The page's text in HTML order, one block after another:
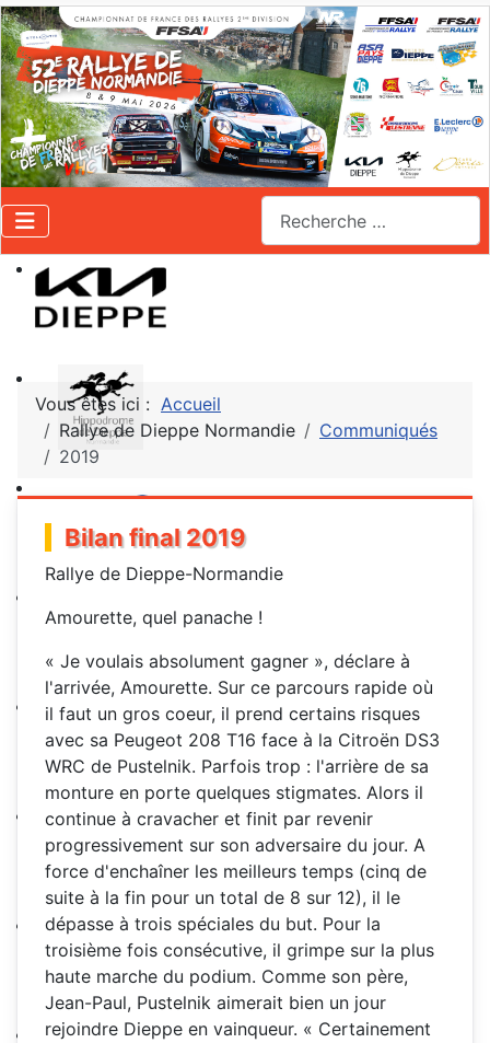
Vous êtes ici : Accueil
Rallye de Dieppe Normandie
Communiqués
2019
Bilan final 2019
Rallye de Dieppe-Normandie
Amourette, quel panache !
« Je voulais absolument gagner », déclare à
l'arrivée, Amourette. Sur ce parcours rapide où
il faut un gros coeur, il prend certains risques
avec sa Peugeot 208 T16 face à la Citroën DS3
WRC de Pustelnik. Parfois trop : l'arrière de sa
monture en porte quelques stigmates. Alors il
continue à cravacher et finit par revenir
progressivement sur son adversaire du jour. A
force d'enchaîner les meilleurs temps (cinq de
suite à la fin pour un total de 8 sur 12), il le
dépasse à trois spéciales du but. Pour la
troisième fois consécutive, il grimpe sur la plus
haute marche du podium. Comme son père,
Jean-Paul, Pustelnik aimerait bien un jour
rejoindre Dieppe en vainqueur. « Certainement